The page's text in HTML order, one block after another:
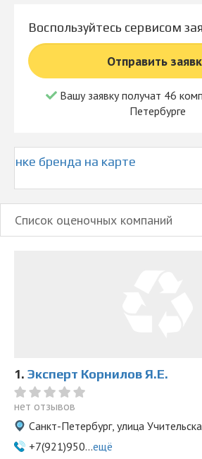
Личный кабинет
© 2026 Все права защищены
Воспользуйтесь сервисом
Отправить
Вашу заявку получат 46
Петербурге
бренда на карте
Список оценочных компаний
1. Эксперт Корнилов Я.Е.
нет отзывов
Санкт-Петербург, улица
+7(921)950...ещё